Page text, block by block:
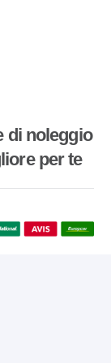
di noleggio
per te